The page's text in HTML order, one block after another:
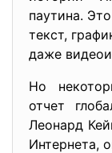
паутина.
текст,
даже
Но
отчет
Леонард
Интернета,